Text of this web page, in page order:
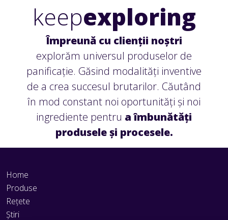
keepexploring
Împreună cu clienții noștri
explorăm universul produselor de
panificație. Găsind modalități inventive
de a crea succesul brutarilor. Căutând
în mod constant noi oportunități și noi
ingrediente pentru a îmbunătăți
produsele și procesele.
Home
Produse
Rețete
Știri